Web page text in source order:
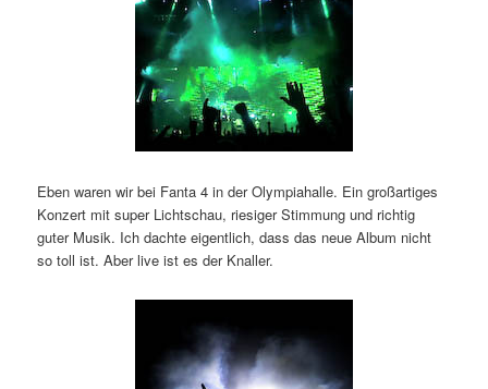
Eben waren wir bei Fanta 4 in der Olympiahalle. Ein großartiges
Konzert mit super Lichtschau, riesiger Stimmung und richtig
guter Musik. Ich dachte eigentlich, dass das neue Album nicht
so toll ist. Aber live ist es der Knaller.